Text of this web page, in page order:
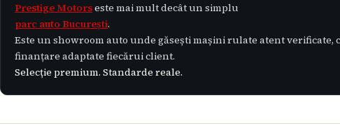
Prestige Motorseste mai mult decât un simplu
parc auto București.
Este un showroom auto unde găsești mașini rulate atent
finanțare adaptate fiecărui client.
Selecție premium. Standarde reale.